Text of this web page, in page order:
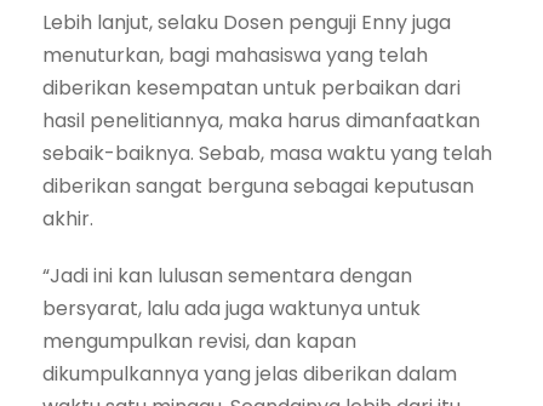
Lebih lanjut, selaku Dosen penguji Enny juga
menuturkan, bagi mahasiswa yang telah
diberikan kesempatan untuk perbaikan dari
hasil penelitiannya, maka harus dimanfaatkan
sebaik-baiknya. Sebab, masa waktu yang telah
diberikan sangat berguna sebagai keputusan
akhir.
“Jadi ini kan lulusan sementara dengan
bersyarat, lalu ada juga waktunya untuk
mengumpulkan revisi, dan kapan
dikumpulkannya yang jelas diberikan dalam